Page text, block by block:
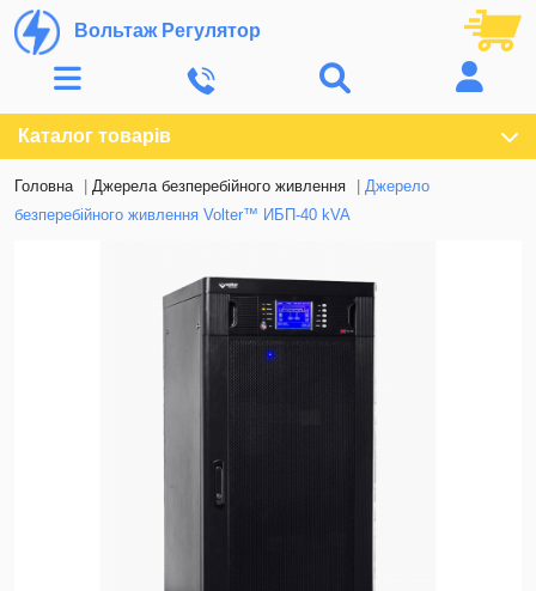
Вольтаж Регулятор
Каталог товарів
Головна Джерела безперебійного живлення
Джерело
безперебійного живлення Volter™ ИБП-40 kVA